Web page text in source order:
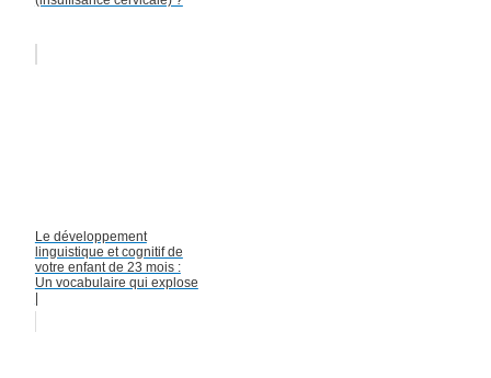
Le développement
linguistique et cognitif de
votre enfant de 23 mois :
Un vocabulaire qui explose
|